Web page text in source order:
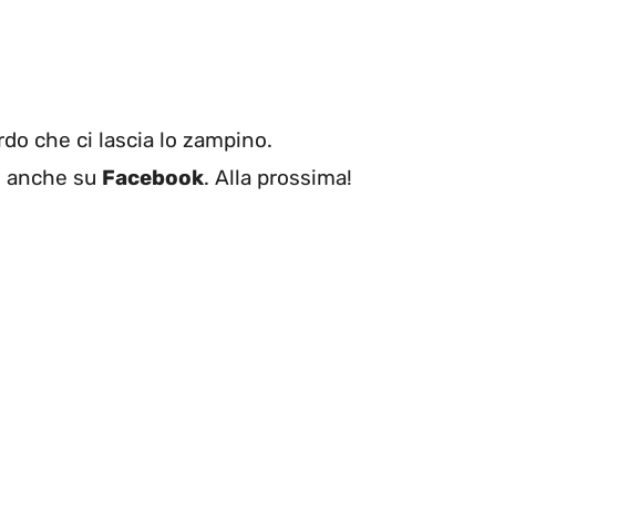
che ci lascia lo zampino.
su Facebook. Alla prossima!